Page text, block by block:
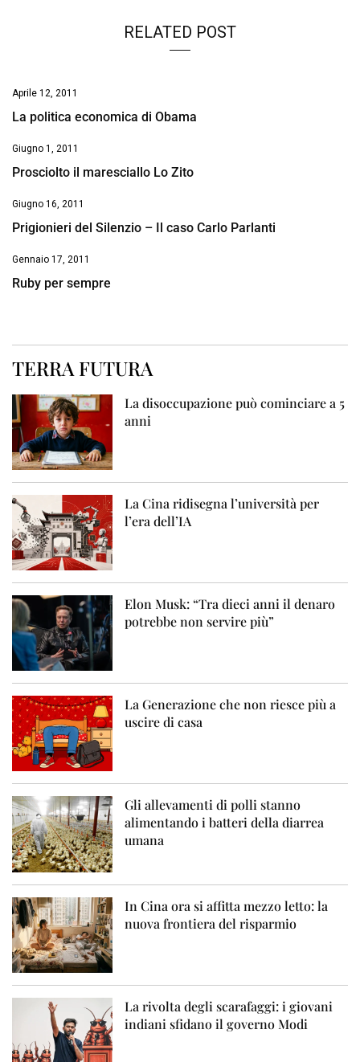
RELATED POST
Aprile 12, 2011
La politica economica di Obama
Giugno 1, 2011
Prosciolto il maresciallo Lo Zito
Giugno 16, 2011
Prigionieri del Silenzio – Il caso Carlo Parlanti
Gennaio 17, 2011
Ruby per sempre
TERRA FUTURA
La disoccupazione può cominciare a 5
anni
La Cina ridisegna l’università per
l’era dell’IA
Elon Musk: “Tra dieci anni il denaro
potrebbe non servire più”
La Generazione che non riesce più a
uscire di casa
Gli allevamenti di polli stanno
alimentando i batteri della diarrea
umana
In Cina ora si affitta mezzo letto: la
nuova frontiera del risparmio
La rivolta degli scarafaggi: i giovani
indiani sfidano il governo Modi